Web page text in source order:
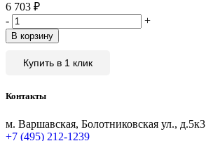
6 703 ₽
-
+
В корзину
Купить в 1 клик
Контакты
м. Варшавская, Болотниковская ул., д.5к3
+7 (495) 212-1239